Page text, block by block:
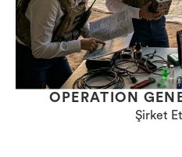
OPERATION
Şirket